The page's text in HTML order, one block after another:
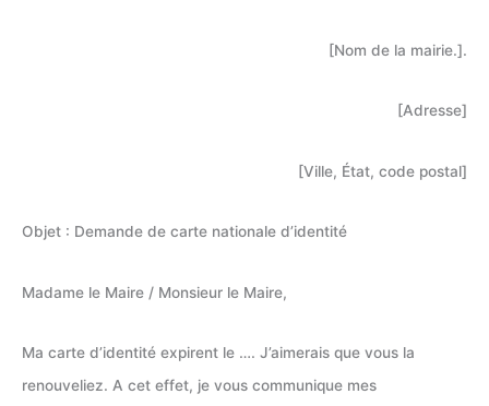
[Nom de la mairie.].
[Adresse]
[Ville, État, code postal]
Objet : Demande de carte nationale d’identité
Madame le Maire / Monsieur le Maire,
Ma carte d’identité expirent le …. J’aimerais que vous la
renouveliez. A cet effet, je vous communique mes